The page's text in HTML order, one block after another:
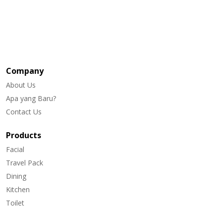
Company
About Us
Apa yang Baru?
Contact Us
Products
Facial
Travel Pack
Dining
Kitchen
Toilet